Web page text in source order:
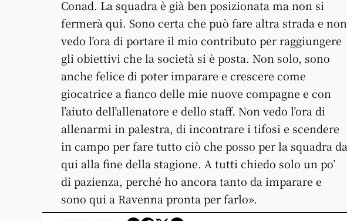
Conad. La squadra è già ben posizionata ma non si
fermerà qui. Sono certa che può fare altra strada e non
vedo l’ora di portare il mio contributo per raggiungere
gli obiettivi che la società si è posta. Non solo, sono
anche felice di poter imparare e crescere come
giocatrice a fianco delle mie nuove compagne e con
l’aiuto dell’allenatore e dello staff. Non vedo l’ora di
allenarmi in palestra, di incontrare i tifosi e scendere
in campo per fare tutto ciò che posso per la squadra da
qui alla fine della stagione. A tutti chiedo solo un po’
di pazienza, perché ho ancora tanto da imparare e
sono qui a Ravenna pronta per farlo».